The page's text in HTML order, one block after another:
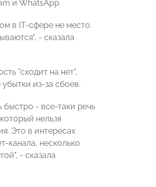
и WhatsApp.
в IT-сфере не место.
- сказала
"сходит на нет",
из-за сбоев.
быстро - все-таки речь
нельзя
Это в интересах
канала, несколько
- сказала